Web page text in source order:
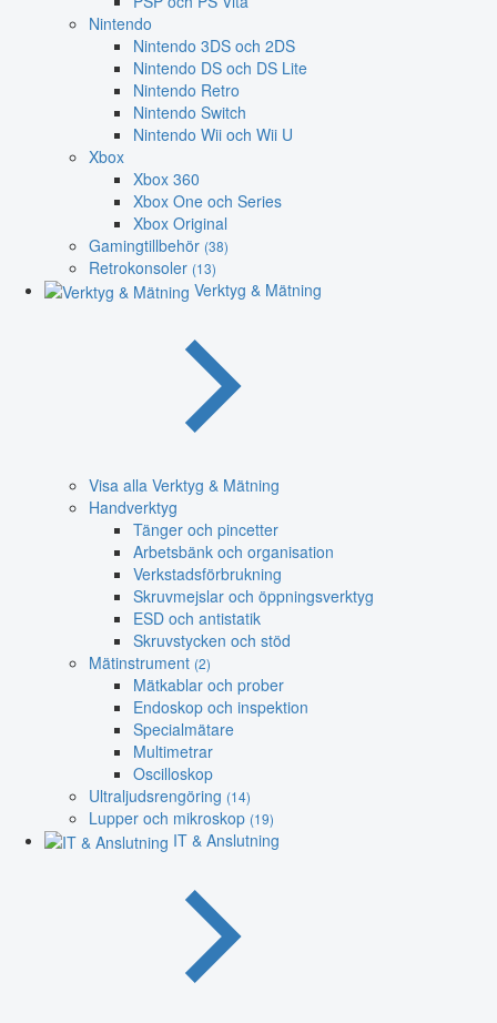
Nintendo
Nintendo 3DS och 2DS
Nintendo DS och DS Lite
Nintendo Retro
Nintendo Switch
Nintendo Wii och Wii U
Xbox
Xbox 360
Xbox One och Series
Xbox Original
Gamingtillbehör (38)
Retrokonsoler (13)
Verktyg & Mätning
Visa alla Verktyg & Mätning
Handverktyg
Tänger och pincetter
Arbetsbänk och organisation
Verkstadsförbrukning
Skruvmejslar och öppningsverktyg
ESD och antistatik
Skruvstycken och stöd
Mätinstrument (2)
Mätkablar och prober
Endoskop och inspektion
Specialmätare
Multimetrar
Oscilloskop
Ultraljudsrengöring (14)
Lupper och mikroskop (19)
IT & Anslutning